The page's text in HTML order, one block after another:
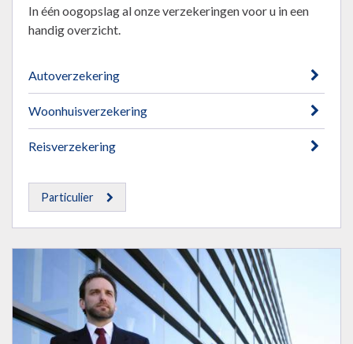
In één oogopslag al onze verzekeringen voor u in een
handig overzicht.
Autoverzekering
Woonhuisverzekering
Reisverzekering
Particulier